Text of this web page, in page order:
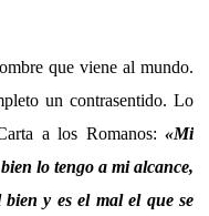
que viene al mundo.
un contrasentido. Lo
a los Romanos: «Mi
lo tengo a mi alcance,
y es el mal el que se